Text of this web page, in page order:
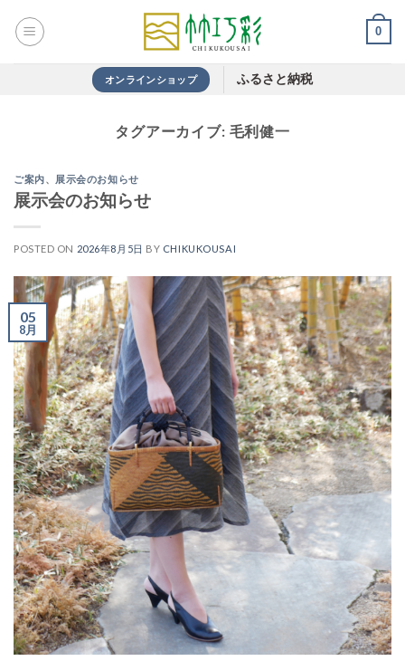
0
オンラインショップ ふるさと納税
タグアーカイブ: 毛利健一
ご案内、 展示会のお知らせ
展示会のお知らせ
POSTED ON 2026年8月5日 BY CHIKUKOUSAI
05
8月